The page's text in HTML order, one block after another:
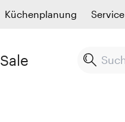
Küchenplanung Service
Sale